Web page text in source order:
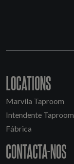
LOCATIONS
Marvila Taproom
Intendente Taproom
Fábrica
CONTACTA-NOS